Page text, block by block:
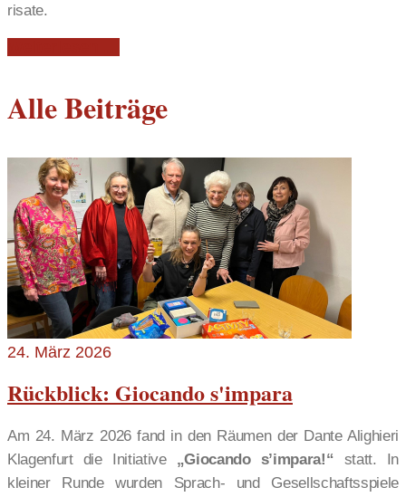
risate.
Alle Beiträge
24. März 2026
Rückblick: Giocando s'impara
Am 24. März 2026 fand in den Räumen der Dante Alighieri
Klagenfurt die Initiative „Giocando s’impara!“ statt. In
kleiner Runde wurden Sprach- und Gesellschaftsspiele